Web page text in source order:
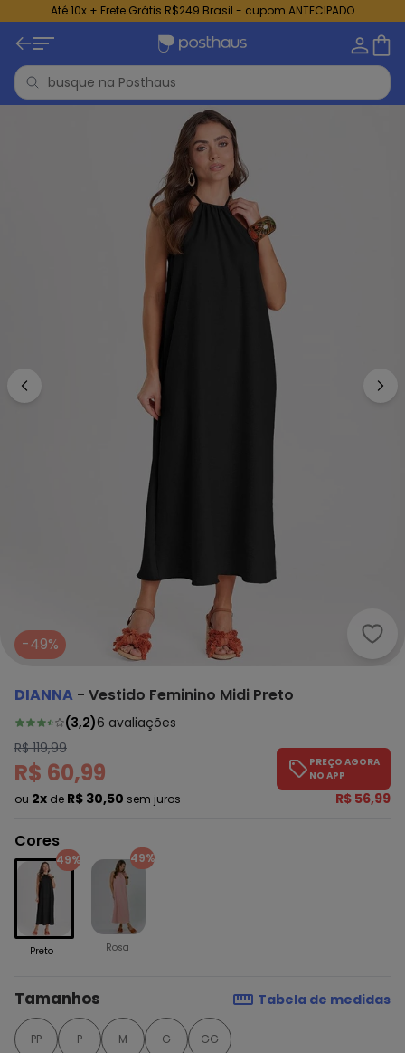
Até 10x + Frete Grátis R$249 Brasil - cupom ANTECIPADO
-49%
DIANNA - Vestido Feminino Midi Preto
(3,2)6 avaliações
R$ 119,99
R$ 60,99
ou 2x de R$ 30,50 sem juros
PREÇO AGORA
NO APP
R$ 56,99
Cores
49%
Preto
49%
Rosa
Tamanhos Tabela de medidas
PP P M G GG